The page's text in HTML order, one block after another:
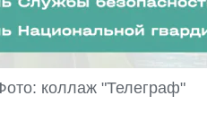
коллаж "Телеграф"